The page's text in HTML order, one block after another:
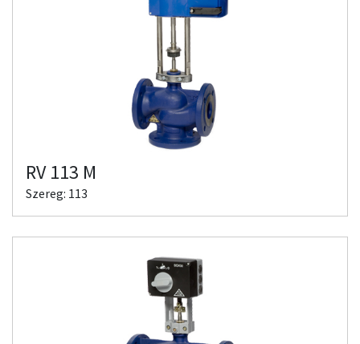
RV 113 M
Szereg: 113